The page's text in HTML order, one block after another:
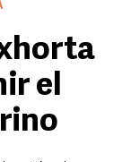
el